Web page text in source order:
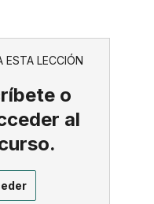
ESTA LECCIÓN
o
al